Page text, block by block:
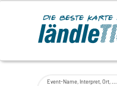
Event-Name, Interpret, Ort, ...